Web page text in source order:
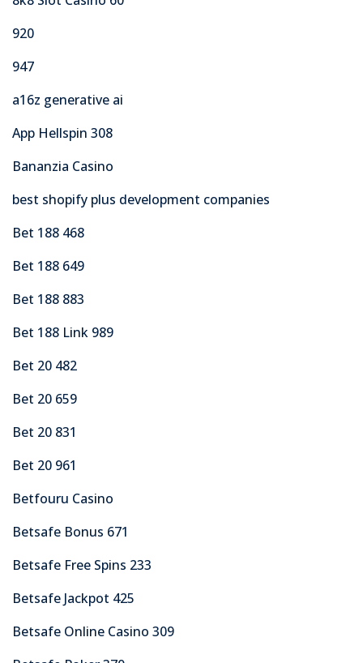
920
947
a16z generative ai
App Hellspin 308
Bananzia Casino
best shopify plus development companies
Bet 188 468
Bet 188 649
Bet 188 883
Bet 188 Link 989
Bet 20 482
Bet 20 659
Bet 20 831
Bet 20 961
Betfouru Casino
Betsafe Bonus 671
Betsafe Free Spins 233
Betsafe Jackpot 425
Betsafe Online Casino 309